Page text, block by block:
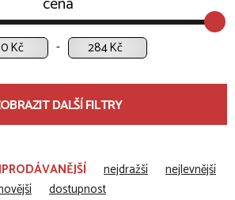
Kč Kč
DALŠÍ FILTRY
nejdražší
nejlevnější
dostupnost